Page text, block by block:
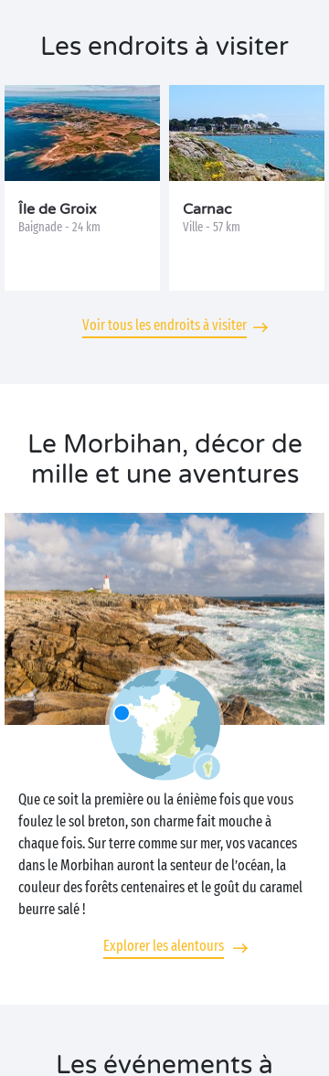
Les endroits à visiter
Île de Groix
Baignade - 24 km
Carnac
Ville - 57 km
Voir tous les endroits à visiter
Le Morbihan, décor de
mille et une aventures
Que ce soit la première ou la énième fois que vous
foulez le sol breton, son charme fait mouche à
chaque fois. Sur terre comme sur mer, vos vacances
dans le Morbihan auront la senteur de l’océan, la
couleur des forêts centenaires et le goût du caramel
beurre salé !
Explorer les alentours
Les événements à